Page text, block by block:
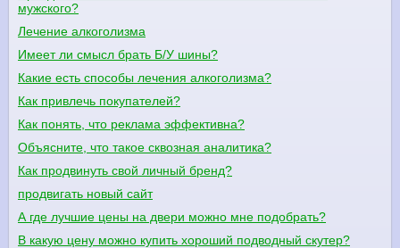
мужского?
Лечение алкоголизма
Имеет ли смысл брать Б/У шины?
Какие есть способы лечения алкоголизма?
Как привлечь покупателей?
Как понять, что реклама эффективна?
Объясните, что такое сквозная аналитика?
Как продвинуть свой личный бренд?
продвигать новый сайт
А где лучшие цены на двери можно мне подобрать?
В какую цену можно купить хороший подводный скутер?